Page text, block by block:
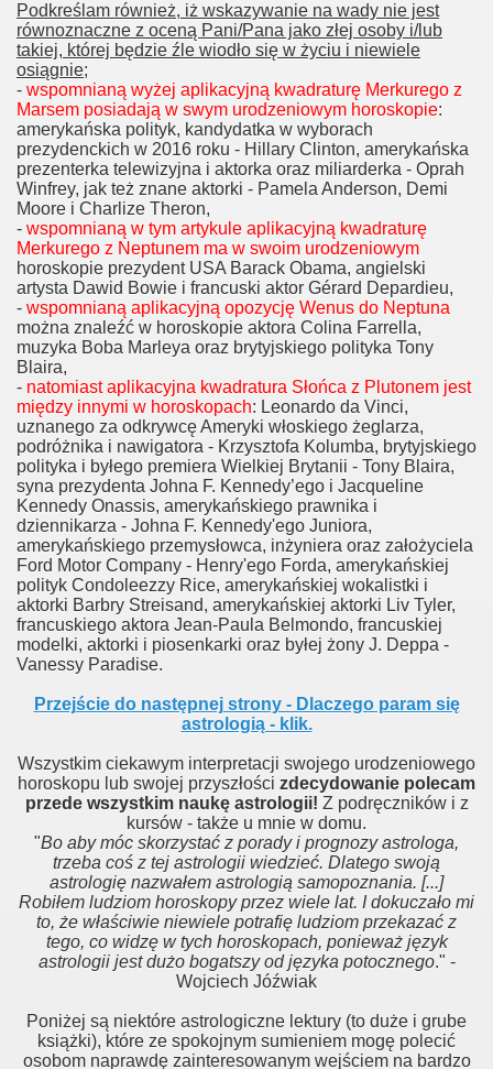
Podkreślam również, iż wskazywanie na wady nie jest
równoznaczne z oceną Pani/Pana jako złej osoby i/lub
takiej, której będzie źle wiodło się w życiu i niewiele
osiągnie;
- wspomnianą wyżej aplikacyjną kwadraturę Merkurego z
Marsem posiadają w swym urodzeniowym horoskopie:
amerykańska polityk, kandydatka w wyborach
prezydenckich w 2016 roku - Hillary Clinton, amerykańska
prezenterka telewizyjna i aktorka oraz miliarderka - Oprah
Winfrey, jak też znane aktorki - Pamela Anderson, Demi
Moore i Charlize Theron,
- wspomnianą w tym artykule aplikacyjną kwadraturę
Merkurego z Neptunem ma w swoim urodzeniowym
horoskopie prezydent USA Barack Obama, angielski
artysta Dawid Bowie i francuski aktor Gérard Depardieu,
- wspomnianą aplikacyjną opozycję Wenus do Neptuna
można znaleźć w horoskopie aktora Colina Farrella,
muzyka Boba Marleya oraz brytyjskiego polityka Tony
Blaira,
- natomiast aplikacyjna kwadratura Słońca z Plutonem jest
między innymi w horoskopach: Leonardo da Vinci,
uznanego za odkrywcę Ameryki włoskiego żeglarza,
podróżnika i nawigatora - Krzysztofa Kolumba, brytyjskiego
polityka i byłego premiera Wielkiej Brytanii - Tony Blaira,
syna prezydenta Johna F. Kennedy’ego i Jacqueline
Kennedy Onassis, amerykańskiego prawnika i
dziennikarza - Johna F. Kennedy'ego Juniora,
amerykańskiego przemysłowca, inżyniera oraz założyciela
Ford Motor Company - Henry'ego Forda, amerykańskiej
polityk Condoleezzy Rice, amerykańskiej wokalistki i
aktorki Barbry Streisand, amerykańskiej aktorki Liv Tyler,
francuskiego aktora Jean-Paula Belmondo, francuskiej
modelki, aktorki i piosenkarki oraz byłej żony J. Deppa -
Vanessy Paradise.
Przejście do następnej strony - Dlaczego param się
astrologią - klik.
Wszystkim ciekawym interpretacji swojego urodzeniowego
horoskopu lub swojej przyszłości zdecydowanie polecam
przede wszystkim naukę astrologii! Z podręczników i z
kursów - także u mnie w domu.
"Bo aby móc skorzystać z porady i prognozy astrologa,
trzeba coś z tej astrologii wiedzieć. Dlatego swoją
astrologię nazwałem astrologią samopoznania. [...]
Robiłem ludziom horoskopy przez wiele lat. I dokuczało mi
to, że właściwie niewiele potrafię ludziom przekazać z
tego, co widzę w tych horoskopach, ponieważ język
astrologii jest dużo bogatszy od języka potocznego." -
Wojciech Jóźwiak
Poniżej są niektóre astrologiczne lektury (to duże i grube
książki), które ze spokojnym sumieniem mogę polecić
osobom naprawdę zainteresowanym wejściem na bardzo